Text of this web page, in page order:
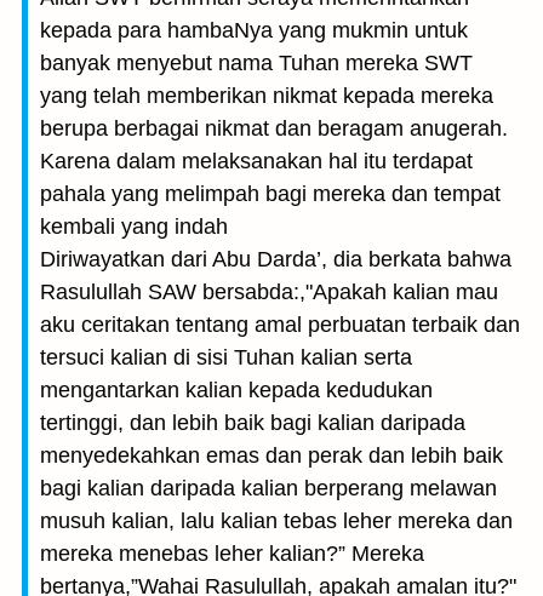
kepada para hambaNya yang mukmin untuk
banyak menyebut nama Tuhan mereka SWT
yang telah memberikan nikmat kepada mereka
berupa berbagai nikmat dan beragam anugerah.
Karena dalam melaksanakan hal itu terdapat
pahala yang melimpah bagi mereka dan tempat
kembali yang indah
Diriwayatkan dari Abu Darda’, dia berkata bahwa
Rasulullah SAW bersabda:,"Apakah kalian mau
aku ceritakan tentang amal perbuatan terbaik dan
tersuci kalian di sisi Tuhan kalian serta
mengantarkan kalian kepada kedudukan
tertinggi, dan lebih baik bagi kalian daripada
menyedekahkan emas dan perak dan lebih baik
bagi kalian daripada kalian berperang melawan
musuh kalian, lalu kalian tebas leher mereka dan
mereka menebas leher kalian?” Mereka
bertanya,”Wahai Rasulullah, apakah amalan itu?"